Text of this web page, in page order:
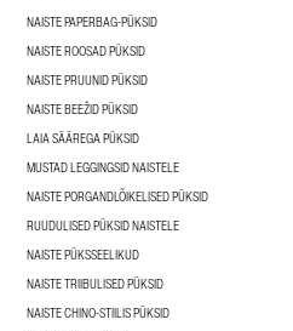
NAISTE PAPERBAG-PÜKSID
NAISTE ROOSAD PÜKSID
NAISTE PRUUNID PÜKSID
NAISTE BEEŽID PÜKSID
LAIA SÄÄREGA PÜKSID
MUSTAD LEGGINGSID NAISTELE
NAISTE PORGANDLÕIKELISED PÜKSID
RUUDULISED PÜKSID NAISTELE
NAISTE PÜKSSEELIKUD
NAISTE TRIIBULISED PÜKSID
NAISTE CHINO-STIILIS PÜKSID